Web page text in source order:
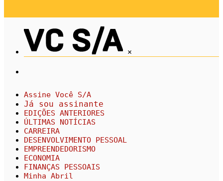
×
Assine Você S/A
Já sou assinante
EDIÇÕES ANTERIORES
ÚLTIMAS NOTÍCIAS
CARREIRA
DESENVOLVIMENTO PESSOAL
EMPREENDEDORISMO
ECONOMIA
FINANÇAS PESSOAIS
Minha Abril